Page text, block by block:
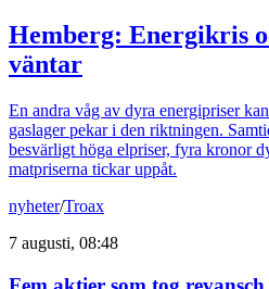
Hemberg: Energikris
väntar
En andra våg av dyra energipriser
gaslager pekar i den riktningen.
besvärligt höga elpriser, fyra kronor
matpriserna tickar uppåt.
nyheter/Troax
7 augusti, 08:48